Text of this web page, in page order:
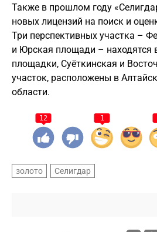
Также в прошлом году
новых лицензий на поиск и
Три перспективных участка –
и Юрская площади – находятся
площадки, Суёткинская и
участок, расположены в
области.
12 1
золото Селигдар